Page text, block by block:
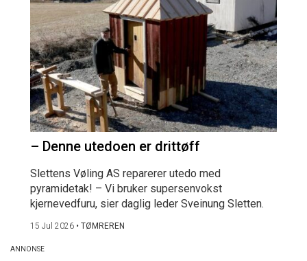
– Denne utedoen er drittøff
Slettens Vøling AS reparerer utedo med
pyramidetak! – Vi bruker supersenvokst
kjernevedfuru, sier daglig leder Sveinung Sletten.
15 Jul 2026 • TØMREREN